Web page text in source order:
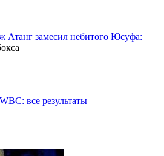
Атанг замесил небитого Юсуфа:
все результаты